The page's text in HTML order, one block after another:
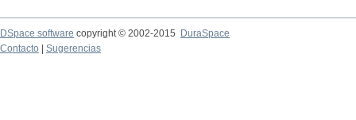
DSpace software copyright © 2002-2015
DuraSpace
Contacto
Sugerencias